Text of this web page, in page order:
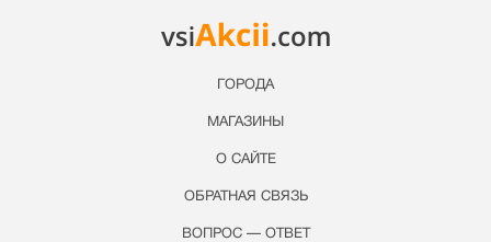
ГОРОДА
МАГАЗИНЫ
О САЙТЕ
ОБРАТНАЯ СВЯЗЬ
ВОПРОС — ОТВЕТ